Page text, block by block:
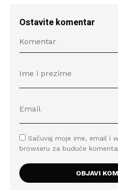
Ostavite komentar
Sačuvaj moje ime, email i
browseru za buduće